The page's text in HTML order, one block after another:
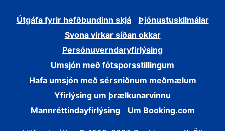
Útgáfa fyrir hefðbundinn skjá
Þjónustuskilmálar
Svona virkar síðan okkar
Persónuverndaryfirlýsing
Umsjón með fótsporsstillingum
Hafa umsjón með sérsniðnum meðmælum
Yfirlýsing um þrælkunarvinnu
Mannréttindayfirlýsing
Um Booking.com